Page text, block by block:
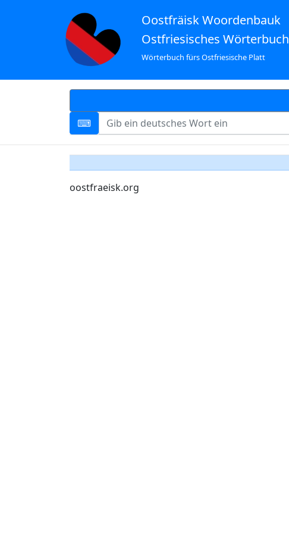
Oostfräisk Woordenbauk
Ostfriesisches Wörterbuch
Wörterbuch fürs Ostfriesische Platt
oostfraeisk.org